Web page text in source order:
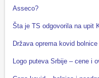
Asseco?
Šta je TS odgovorila na upit
Država oprema kovid
Logo puteva Srbije – cene i